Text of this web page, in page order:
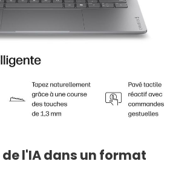
l'IA dans un format